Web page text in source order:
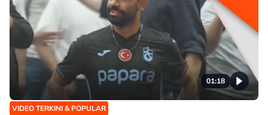
01:18
VIDEO TERKINI & POPULAR